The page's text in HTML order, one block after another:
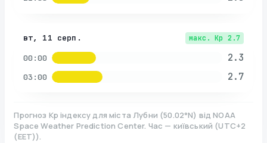
вт, 11 серп. макс. Kp 2.7
00:00 2.3
03:00 2.7
Прогноз Kp індексу для міста Лубни (50.02°N) від NOAA
Space Weather Prediction Center. Час — київський (UTC+2
(EET)).